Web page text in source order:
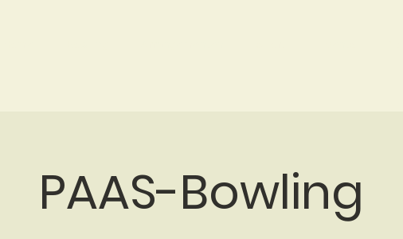
PAAS-Bowling